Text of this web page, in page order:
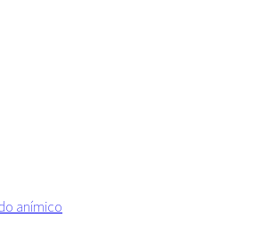
anímico